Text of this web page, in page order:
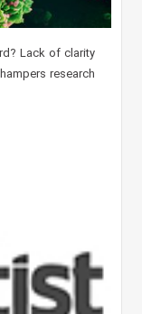
Lack of clarity
hampers research